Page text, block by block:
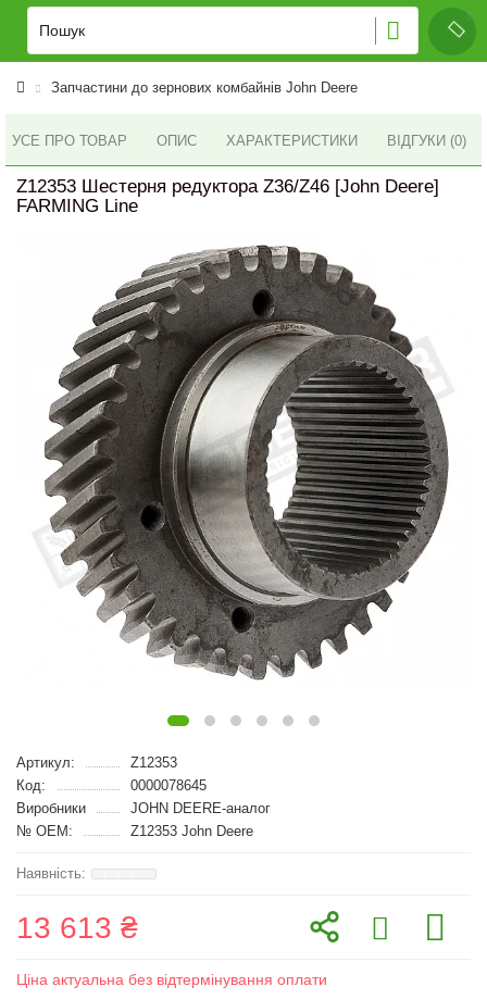
Запчастини до зернових комбайнів John Deere
УСЕ ПРО ТОВАР ОПИС ХАРАКТЕРИСТИКИ ВІДГУКИ (0)
Z12353 Шестерня редуктора Z36/Z46 [John Deere]
FARMING Line
Артикул:
Z12353
Код:
0000078645
Виробники
JOHN DEERE-аналог
№ OEM:
Z12353 John Deere
13 613 ₴
Ціна актуальна без відтермінування оплати